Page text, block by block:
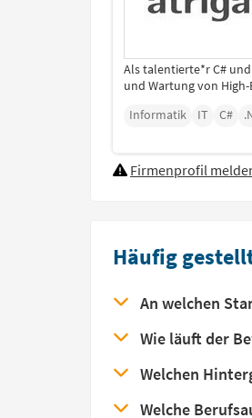
Als talentierte*r C#
und Wartung von
Informatik
IT C#
Firmenprofil
Häufig
An welchen
Wie läuft der
Welchen
Welche